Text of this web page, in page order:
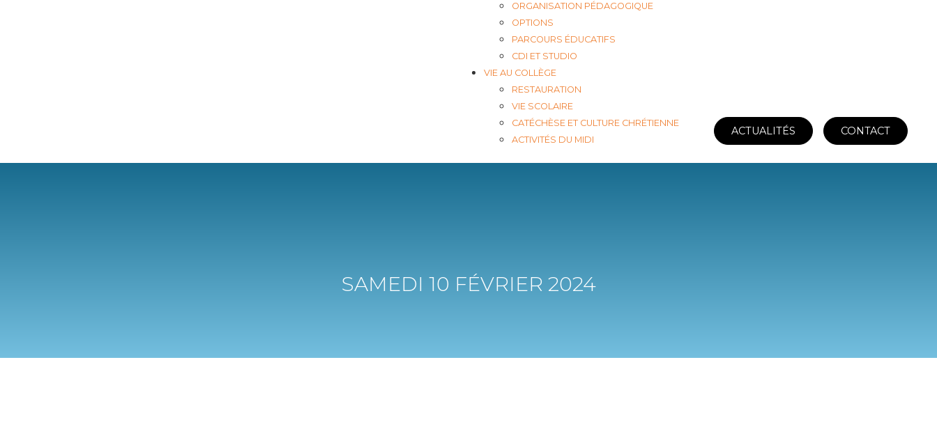
ORGANISATION PÉDAGOGIQUE
OPTIONS
PARCOURS ÉDUCATIFS
CDI ET STUDIO
VIE AU COLLÈGE
RESTAURATION
VIE SCOLAIRE
CATÉCHÈSE ET CULTURE CHRÉTIENNE
ACTIVITÉS DU MIDI
ACTUALITÉS CONTACT
SAMEDI 10 FÉVRIER 2024